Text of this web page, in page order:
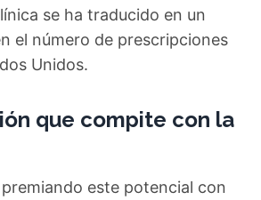
se ha traducido en un
el número de prescripciones
Unidos.
que compite con la
este potencial con